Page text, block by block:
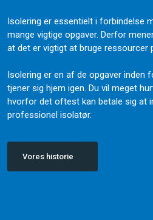
Isolering er essentielt i forbindelse
mange vigtige opgaver. Derfor
at det er vigtigt at bruge ressourcer
Isolering er en af de opgaver inden
tjener sig hjem igen. Du vil meget
hvorfor det oftest kan betale sig at
professionel isolatør.
Vores historie